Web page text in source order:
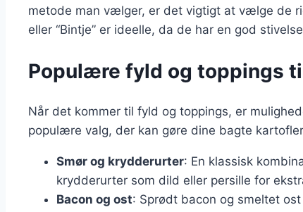
metode man vælger, er det vigtigt at vælge de
eller “Bintje” er ideelle, da de har en god
Populære fyld og toppings
Når det kommer til fyld og toppings, er
populære valg, der kan gøre dine bagte
Smør og krydderurter: En klassisk
krydderurter som dild eller persille for
Bacon og ost: Sprødt bacon og smeltet